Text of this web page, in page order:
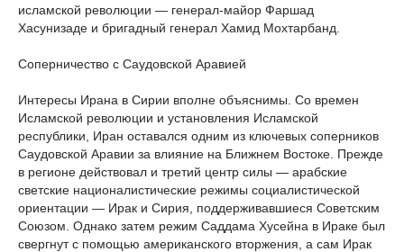
исламской революции — генерал-майор Фаршад
Хасунизаде и бригадный генерал Хамид Мохтарбанд.
Соперничество с Саудовской Аравией
Интересы Ирана в Сирии вполне объяснимы. Со времен
Исламской революции и установления Исламской
республики, Иран оставался одним из ключевых соперников
Саудовской Аравии за влияние на Ближнем Востоке. Прежде
в регионе действовал и третий центр силы — арабские
светские националистические режимы социалистической
ориентации — Ирак и Сирия, поддерживавшиеся Советским
Союзом. Однако затем режим Саддама Хусейна в Ираке был
свергнут с помощью американского вторжения, а сам Ирак